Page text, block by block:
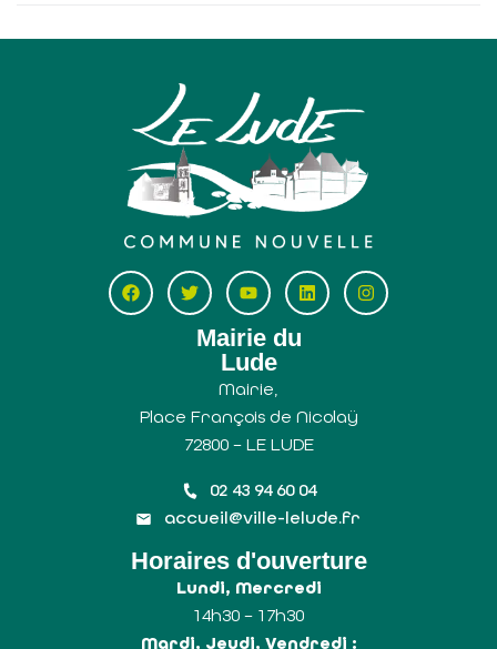
Mairie du
Lude
Mairie,
Place François de Nicolaÿ
72800 – LE LUDE
02 43 94 60 04
accueil@ville-lelude.fr
Horaires d'ouverture
Lundi, Mercredi
14h30 – 17h30
Mardi, Jeudi, Vendredi :